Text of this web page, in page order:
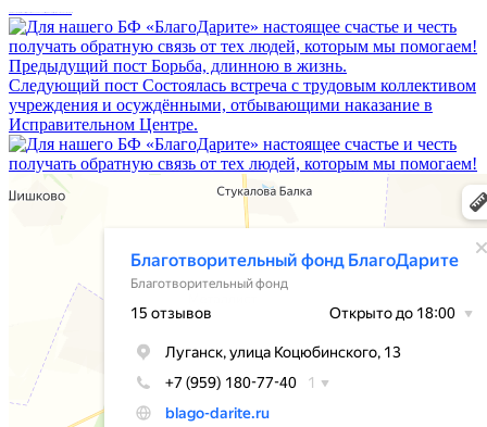
Предыдущий пост Борьба, длинною в жизнь.
Следующий пост Состоялась встреча с трудовым коллективом
учреждения и осуждёнными, отбывающими наказание в
Исправительном Центре.